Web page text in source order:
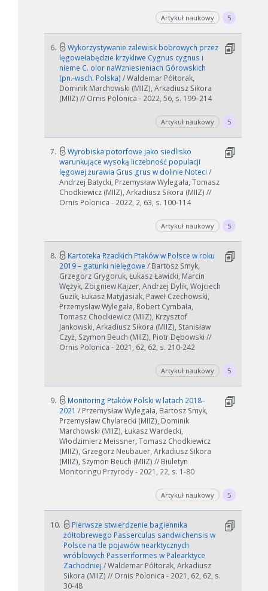
Artykuł naukowy 5
6.
Wykorzystywanie zalewisk bobrowych przez
lęgowełabędzie krzykliwe Cygnus cygnus i
nieme C. olor naWzniesieniach Górowskich
(pn.-wsch. Polska) / Waldemar Półtorak,
Dominik Marchowski (MIIZ), Arkadiusz Sikora
(MIIZ) // Ornis Polonica - 2022, 56, s. 199–214
Artykuł naukowy 5
7.
Wyrobiska potorfowe jako siedlisko
warunkujące wysoką liczebność populacji
lęgowej żurawia Grus grus w dolinie Noteci /
Andrzej Batycki, Przemysław Wylegała, Tomasz
Chodkiewicz (MIIZ), Arkadiusz Sikora (MIIZ) //
Ornis Polonica - 2022, 2, 63, s. 100-114
Artykuł naukowy 5
8.
Kartoteka Rzadkich Ptaków w Polsce w roku
2019 – gatunki nielęgowe / Bartosz Smyk,
Grzegorz Grygoruk, Łukasz Ławicki, Marcin
Wężyk, Zbigniew Kajzer, Andrzej Dylik, Wojciech
Guzik, Łukasz Matyjasiak, Paweł Czechowski,
Przemysław Wylegała, Robert Cymbała,
Tomasz Chodkiewicz (MIIZ), Krzysztof
Jankowski, Arkadiusz Sikora (MIIZ), Stanisław
Czyż, Szymon Beuch (MIIZ), Piotr Dębowski //
Ornis Polonica - 2021, 62, 62, s. 210-242
Artykuł naukowy 5
9.
Monitoring Ptaków Polski w latach 2018–
2021 / Przemysław Wylegała, Bartosz Smyk,
Przemysław Chylarecki (MIIZ), Dominik
Marchowski (MIIZ), Łukasz Wardecki,
Włodzimierz Meissner, Tomasz Chodkiewicz
(MIIZ), Grzegorz Neubauer, Arkadiusz Sikora
(MIIZ), Szymon Beuch (MIIZ) // Biuletyn
Monitoringu Przyrody - 2021, 22, s. 1-80
Artykuł naukowy 5
10.
Pierwsze stwierdzenie bagiennika
żółtobrewego Passerculus sandwichensis w
Polsce na tle pojawów nearktycznych
wróblowych Passeriformes w Palearktyce
Zachodniej / Waldemar Półtorak, Arkadiusz
Sikora (MIIZ) // Ornis Polonica - 2021, 62, 62, s.
30-48